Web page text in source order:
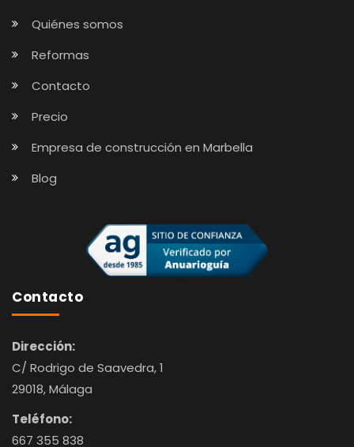
Quiénes somos
Reformas
Contacto
Precio
Empresa de construcción en Marbella
Blog
Contacto
Dirección:
C/ Rodrigo de Saavedra, 1
29018, Málaga
Teléfono:
667 355 838